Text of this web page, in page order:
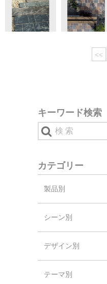
<<
キーワード検索
カテゴリー
製品別
シーン別
デザイン別
テーマ別